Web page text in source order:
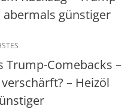
Vorheriger
Beitrag:
abermals günstiger
Nächster
Beitrag:
Trump-Comebacks –
– Heizöl